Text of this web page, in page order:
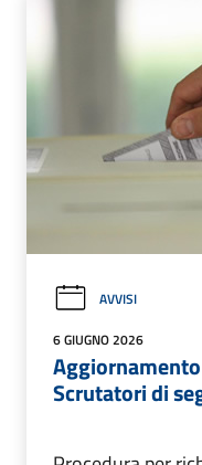
AVVISI
6 GIUGNO 2026
Scrutatori di